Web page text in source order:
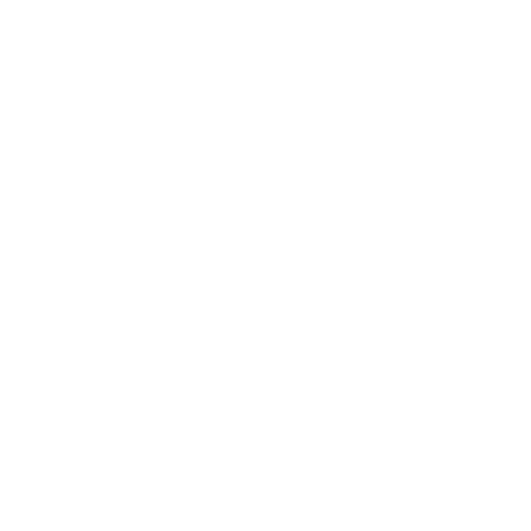
forme